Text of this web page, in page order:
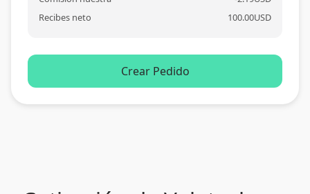
Recibes neto
100.00USD
Crear Pedido